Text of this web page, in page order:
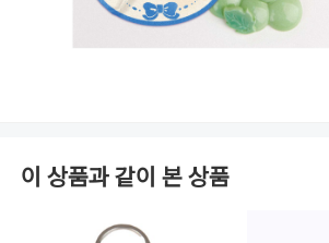
이 상품과 같이 본 상품